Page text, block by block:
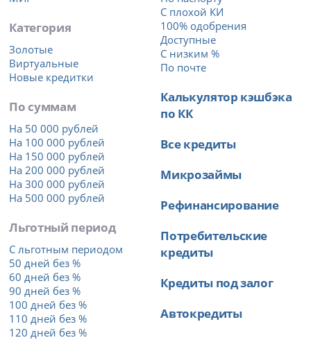
Категория
Золотые
Виртуальные
Новые кредитки
По суммам
На 50 000 рублей
На 100 000 рублей
На 150 000 рублей
На 200 000 рублей
На 300 000 рублей
На 500 000 рублей
Льготный период
С льготным периодом
50 дней без %
60 дней без %
90 дней без %
100 дней без %
110 дней без %
120 дней без %
С плохой КИ
100% одобрения
Доступные
С низким %
По почте
Калькулятор кэшбэка
по КК
Все кредиты
Микрозаймы
Рефинансирование
Потребительские
кредиты
Кредиты под залог
Автокредиты